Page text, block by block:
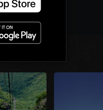
個景點都將更加有趣。我們
言講解，為您的旅行增添更